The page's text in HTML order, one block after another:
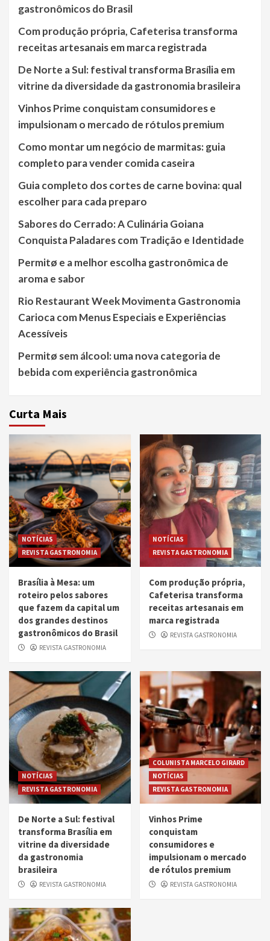
gastronômicos do Brasil
Com produção própria, Cafeterisa transforma
receitas artesanais em marca registrada
De Norte a Sul: festival transforma Brasília em
vitrine da diversidade da gastronomia brasileira
Vinhos Prime conquistam consumidores e
impulsionam o mercado de rótulos premium
Como montar um negócio de marmitas: guia
completo para vender comida caseira
Guia completo dos cortes de carne bovina: qual
escolher para cada preparo
Sabores do Cerrado: A Culinária Goiana
Conquista Paladares com Tradição e Identidade
Permitø e a melhor escolha gastronômica de
aroma e sabor
Rio Restaurant Week Movimenta Gastronomia
Carioca com Menus Especiais e Experiências
Acessíveis
Permitø sem álcool: uma nova categoria de
bebida com experiência gastronômica
Curta Mais
NOTÍCIAS
REVISTA GASTRONOMIA
Brasília à Mesa: um
roteiro pelos sabores
que fazem da capital um
dos grandes destinos
gastronômicos do Brasil
REVISTA GASTRONOMIA
NOTÍCIAS
REVISTA GASTRONOMIA
Com produção própria,
Cafeterisa transforma
receitas artesanais em
marca registrada
REVISTA GASTRONOMIA
NOTÍCIAS
REVISTA GASTRONOMIA
De Norte a Sul: festival
transforma Brasília em
vitrine da diversidade
da gastronomia
brasileira
REVISTA GASTRONOMIA
COLUNISTA MARCELO GIRARD
NOTÍCIAS
REVISTA GASTRONOMIA
Vinhos Prime
conquistam
consumidores e
impulsionam o mercado
de rótulos premium
REVISTA GASTRONOMIA